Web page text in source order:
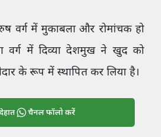
वर्ग में मुकाबला और रोमांचक हो
वर्ग में दिव्या देशमुख ने खुद को
के रूप में स्थापित कर लिया है।
चैनल फॉलो करें